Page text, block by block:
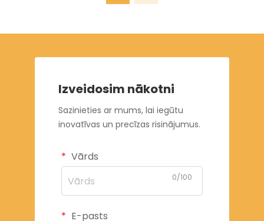
Izveidosim nākotni
Sazinieties ar mums, lai iegūtu
inovatīvas un precīzas risinājumus.
Vārds
0/100
E-pasts